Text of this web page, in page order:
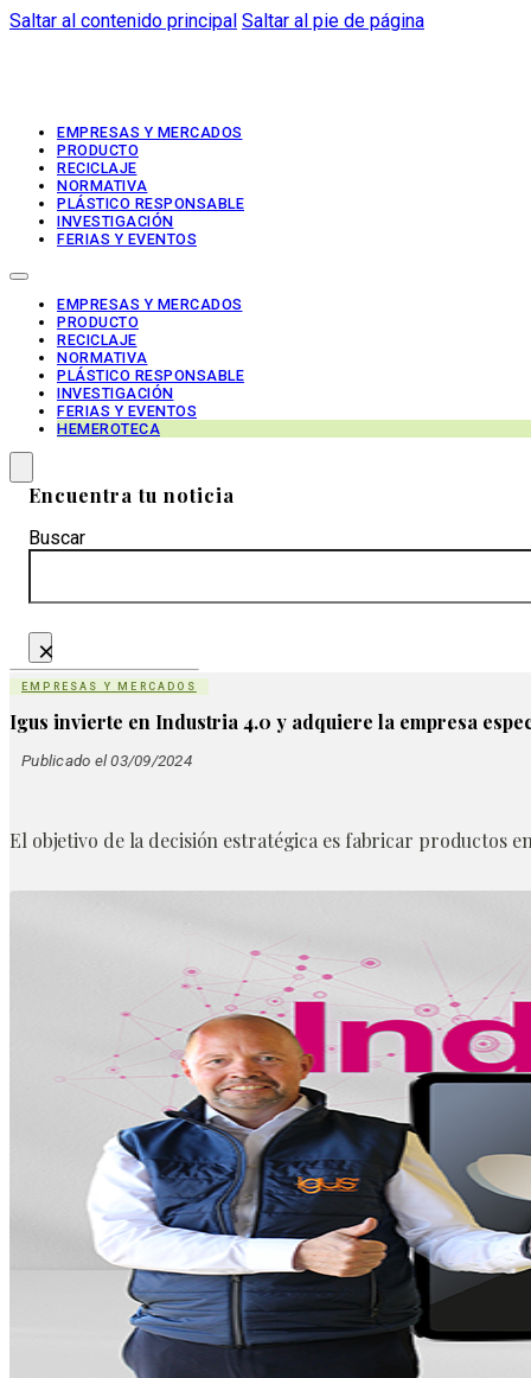
Saltar al contenido principal Saltar al pie de página
EMPRESAS Y MERCADOS
PRODUCTO
RECICLAJE
NORMATIVA
PLÁSTICO RESPONSABLE
INVESTIGACIÓN
FERIAS Y EVENTOS
EMPRESAS Y MERCADOS
PRODUCTO
RECICLAJE
NORMATIVA
PLÁSTICO RESPONSABLE
INVESTIGACIÓN
FERIAS Y EVENTOS
HEMEROTECA
Encuentra tu noticia
Buscar
×
EMPRESAS Y MERCADOS
Igus invierte en Industria 4.0 y adquiere la empresa
Publicado el 03/09/2024
El objetivo de la decisión estratégica es fabricar productos